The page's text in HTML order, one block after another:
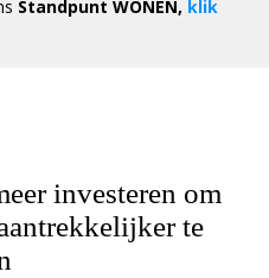
Standpunt WONEN, klik
investeren om
te